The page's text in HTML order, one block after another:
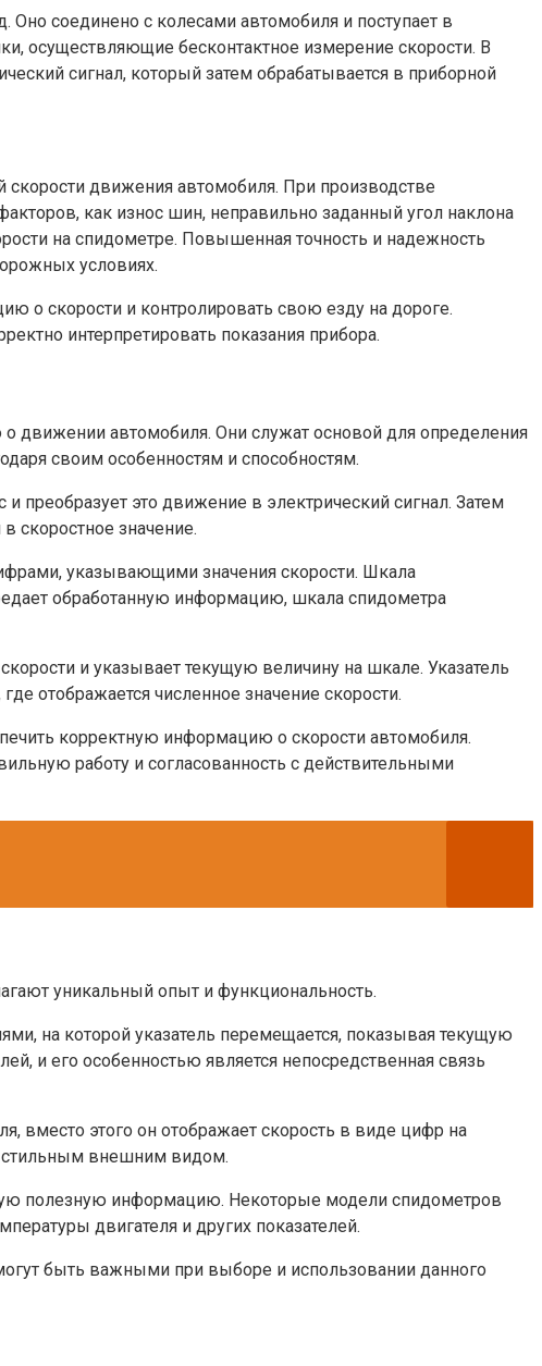
Оно соединено с колесами автомобиля и поступает в
осуществляющие бесконтактное измерение скорости. В
сигнал, который затем обрабатывается в приборной
скорости движения автомобиля. При производстве
как износ шин, неправильно заданный угол наклона
на спидометре. Повышенная точность и надежность
условиях.
о скорости и контролировать свою езду на дороге.
интерпретировать показания прибора.
движении автомобиля. Они служат основой для определения
своим особенностям и способностям.
преобразует это движение в электрический сигнал. Затем
скоростное значение.
указывающими значения скорости. Шкала
обработанную информацию, шкала спидометра
и указывает текущую величину на шкале. Указатель
отображается численное значение скорости.
корректную информацию о скорости автомобиля.
работу и согласованность с действительными
уникальный опыт и функциональность.
на которой указатель перемещается, показывая текущую
и его особенностью является непосредственная связь
вместо этого он отображает скорость в виде цифр на
стильным внешним видом.
полезную информацию. Некоторые модели спидометров
двигателя и других показателей.
быть важными при выборе и использовании данного